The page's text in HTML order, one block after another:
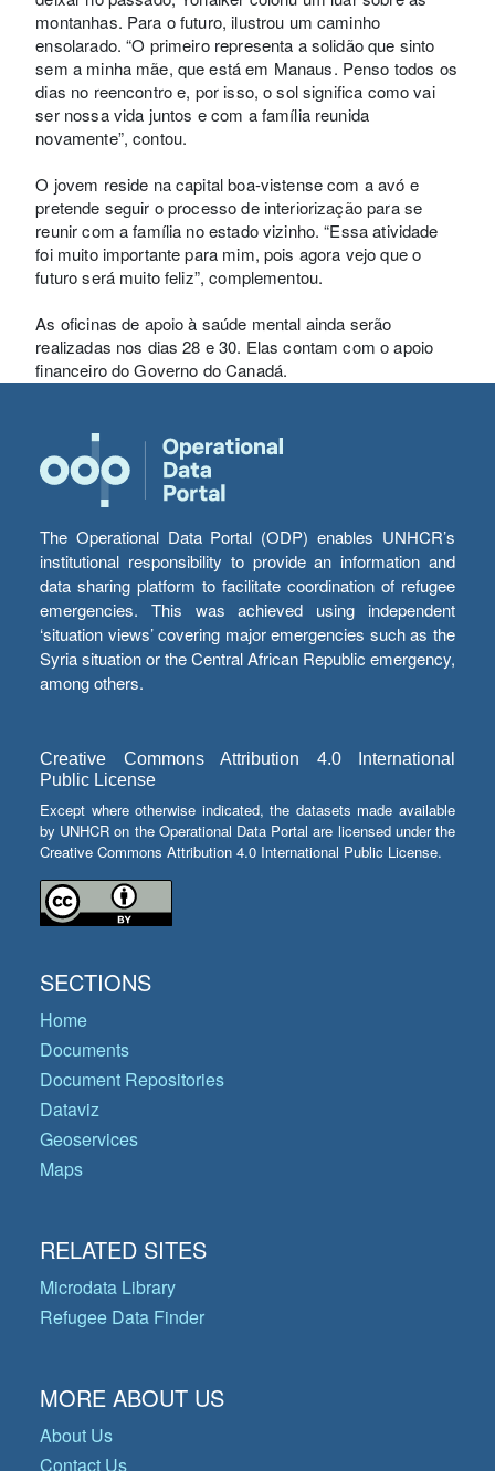
montanhas. Para o futuro, ilustrou um caminho
ensolarado. “O primeiro representa a solidão que sinto
sem a minha mãe, que está em Manaus. Penso todos os
dias no reencontro e, por isso, o sol significa como vai
ser nossa vida juntos e com a família reunida
novamente”, contou.
O jovem reside na capital boa-vistense com a avó e
pretende seguir o processo de interiorização para se
reunir com a família no estado vizinho. “Essa atividade
foi muito importante para mim, pois agora vejo que o
futuro será muito feliz”, complementou.
As oficinas de apoio à saúde mental ainda serão
realizadas nos dias 28 e 30. Elas contam com o apoio
financeiro do Governo do Canadá.
The Operational Data Portal (ODP) enables UNHCR’s
institutional responsibility to provide an information and
data sharing platform to facilitate coordination of refugee
emergencies. This was achieved using independent
‘situation views’ covering major emergencies such as the
Syria situation or the Central African Republic emergency,
among others.
Creative Commons Attribution 4.0 International
Public License
Except where otherwise indicated, the datasets made available
by UNHCR on the Operational Data Portal are licensed under the
Creative Commons Attribution 4.0 International Public License.
SECTIONS
Home
Documents
Document Repositories
Dataviz
Geoservices
Maps
RELATED SITES
Microdata Library
Refugee Data Finder
MORE ABOUT US
About Us
Contact Us